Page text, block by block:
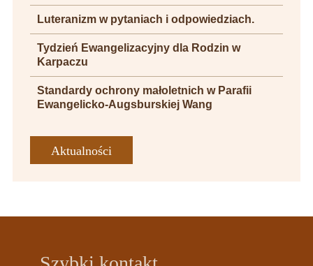
Luteranizm w pytaniach i odpowiedziach.
Tydzień Ewangelizacyjny dla Rodzin w
Karpaczu
Standardy ochrony małoletnich w Parafii
Ewangelicko-Augsburskiej Wang
Aktualności